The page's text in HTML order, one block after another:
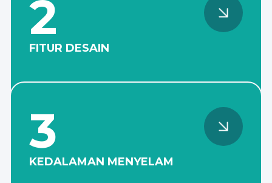
2
FITUR DESAIN
menengah dan bawah dalam
3
KEDALAMAN MENYELAM